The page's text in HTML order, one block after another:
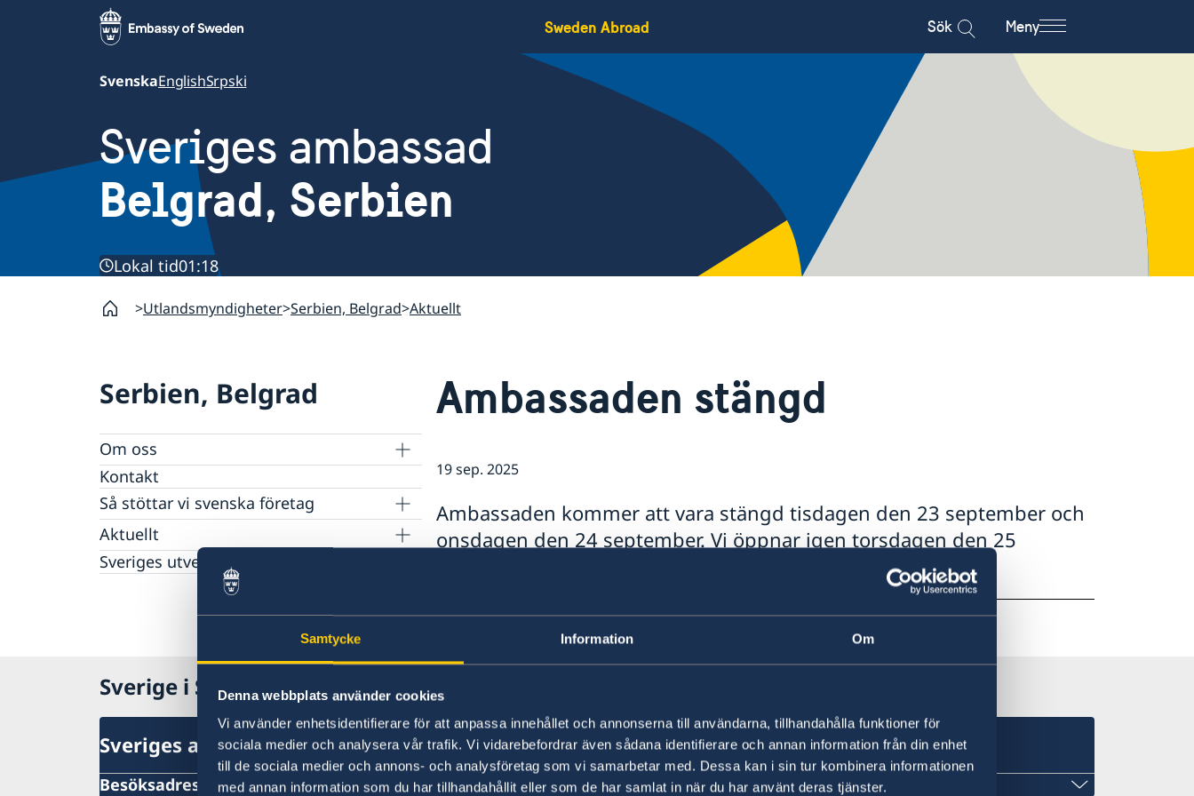
Samtycke Information Om
Denna webbplats använder cookies
Vi använder enhetsidentifierare för att anpassa innehållet och annonserna till användarna, tillhandahålla funktioner för
sociala medier och analysera vår trafik. Vi vidarebefordrar även sådana identifierare och annan information från din enhet
till de sociala medier och annons- och analysföretag som vi samarbetar med. Dessa kan i sin tur kombinera informationen
med annan information som du har tillhandahållit eller som de har samlat in när du har använt deras tjänster.
Sweden Abroad Sök Meny
SvenskaEnglishSrpski
Sveriges ambassad
Belgrad, Serbien
Lokal tid01:18
Utlandsmyndigheter Serbien, Belgrad Aktuellt
Serbien, Belgrad
Om oss
Sveriges ambassadör
Kontakt
Så stöttar vi svenska företag
Vi är en resurs för svenska företag
Team Sweden
Så kan du få stöd
Svenska företag i Serbien
Anmäl handelshinder
Aktuellt
Nyheter
Val 2026 – riksdag, region och kommun
Ansökningar om Schengenvisum - förändringar
Sveriges utvecklingssamarbete i Serbien
Ambassaden stängd
19 sep. 2025
Ambassaden kommer att vara stängd tisdagen den 23 september och
onsdagen den 24 september. Vi öppnar igen torsdagen den 25
Sverige i Serbien
Sveriges ambassad
Besöksadress
Svenska konsulat
Podgorica